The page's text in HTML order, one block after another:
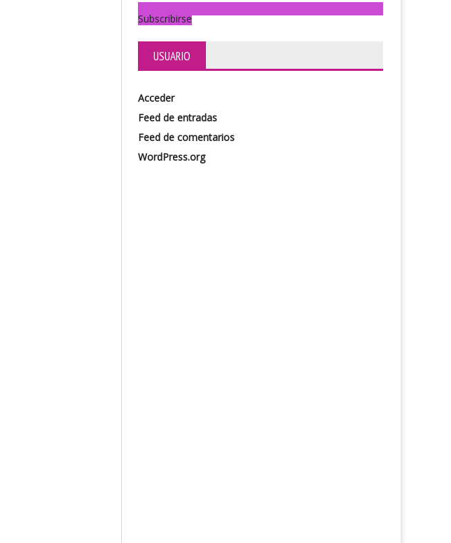
Subscribirse
USUARIO
Acceder
Feed de entradas
Feed de comentarios
WordPress.org